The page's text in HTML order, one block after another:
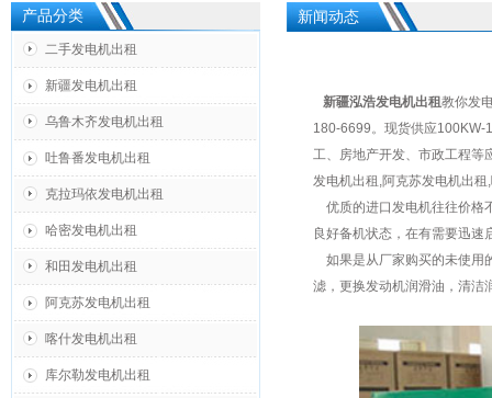
产品分类
二手发电机出租
新疆发电机出租
乌鲁木齐发电机出租
吐鲁番发电机出租
克拉玛依发电机出租
哈密发电机出租
和田发电机出租
阿克苏发电机出租
喀什发电机出租
库尔勒发电机出租
新闻动态
新疆泓浩发电机出租教你发
180-6699。现货供应100KW-
工、房地产开发、市政工程等
发电机出租,阿克苏发电机出
优质的进口发电机往往价格
良好备机状态，在有需要迅速
如果是从厂家购买的未使用
滤，更换发动机润滑油，清洁